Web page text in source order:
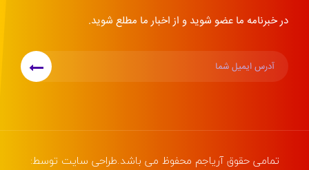
در خبرنامه ما عضو شوید و از اخبار ما مطلع شوید.
تمامی حقوقآریاجم محفوظ می باشد.طراحی سایت توسط: